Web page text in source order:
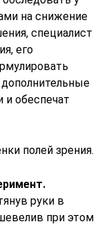
на снижение
специалист
его
дополнительные
и обеспечат
полей зрения.
руки в
при этом